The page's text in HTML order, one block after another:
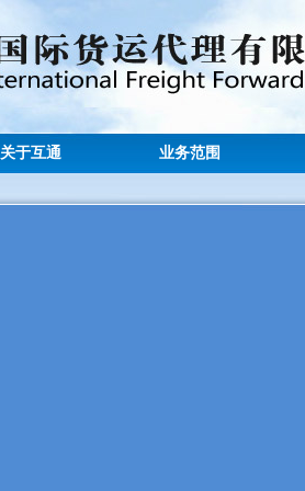
关于互通 业务范围